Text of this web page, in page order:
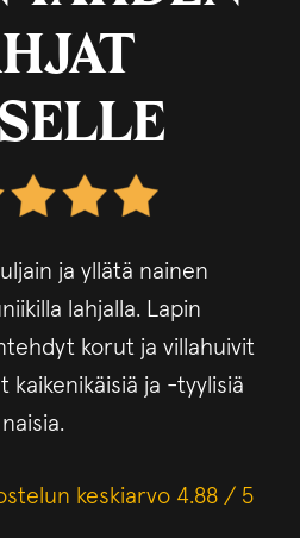
ja yllätä nainen
lahjalla. Lapin
korut ja villahuivit
kaikenikäisiä ja -tyylisiä
naisia.
keskiarvo 4.88 / 5